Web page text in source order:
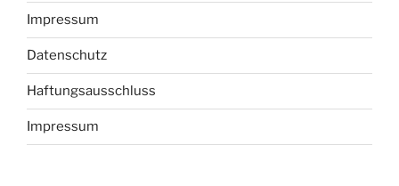
Impressum
Datenschutz
Haftungsausschluss
Impressum